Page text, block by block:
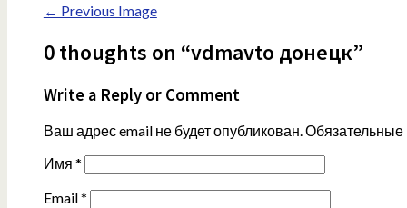
← Previous Image
0 thoughts on “vdmavto донецк”
Write a Reply or Comment
Ваш адрес email не будет опубликован.
Имя *
Email*